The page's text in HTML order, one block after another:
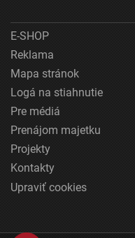
E-SHOP
Reklama
Mapa stránok
Logá na stiahnutie
Pre médiá
Prenájom majetku
Projekty
Kontakty
Upraviť cookies